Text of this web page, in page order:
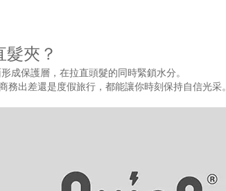
夾？
保護層，在拉直頭髮的同時緊鎖水分。
出差還是度假旅行，都能讓你時刻保持自信光采。